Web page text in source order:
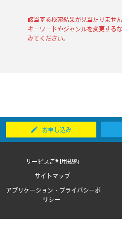
該当する検索結果が見当たりません
キーワードやジャンルを変更する
みてください。
お申し込み
サービスご利用規約
サイトマップ
アプリケーション・プライバシーポ
リシー